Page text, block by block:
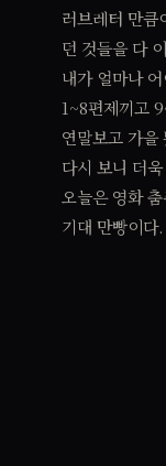
러브레터 만큼
던 것들을 다
내가 얼마나
1~8편제끼고
연말보고 가
다시 보니 더
오늘은 영화
기대 만빵이다.